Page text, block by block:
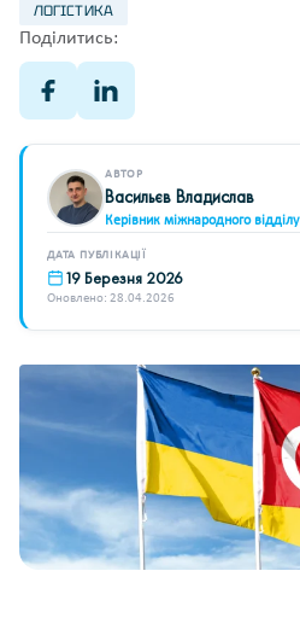
ЛОГІСТИКА
Поділитись:
АВТОР
Васильєв Владислав
Керівник міжнародного відділу
ДАТА ПУБЛІКАЦІЇ
19 Березня 2026
Оновлено: 28.04.2026